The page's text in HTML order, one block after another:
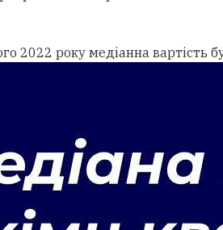
2022 року медіанна вартість